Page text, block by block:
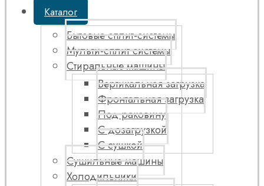
Каталог
Бытовые сплит-системы
Мульти-сплит системы
Стиральные машины
Вертикальная загрузка
Фронтальная загрузка
Под раковину
С дозагрузкой
С сушкой
Сушильные машины
Холодильники